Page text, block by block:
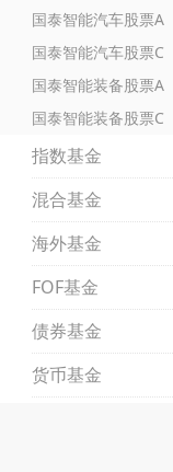
国泰智能汽车股票A
国泰智能汽车股票C
国泰智能装备股票A
国泰智能装备股票C
指数基金
混合基金
海外基金
FOF基金
债券基金
货币基金